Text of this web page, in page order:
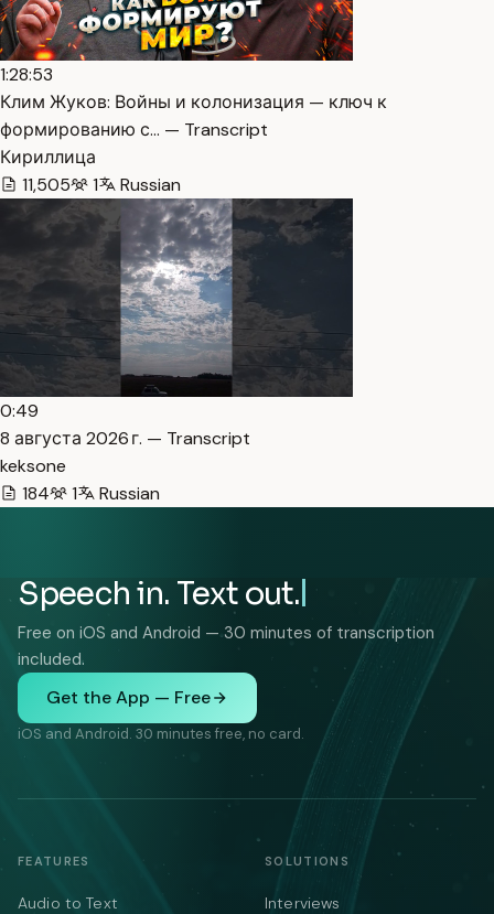
1:28:53
Клим Жуков: Войны и колонизация — ключ к
формированию с… — Transcript
Кириллица
11,505
1 Russian
0:49
8 августа 2026 г. — Transcript
keksone
184
1 Russian
Speech in. Text out.
Free on iOS and Android — 30 minutes of transcription
included.
Get the App — Free
iOS and Android. 30 minutes free, no card.
FEATURES
Audio to Text
SOLUTIONS
Interviews